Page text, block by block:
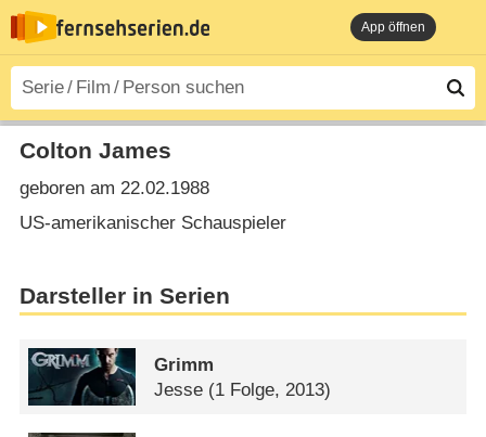
App öffnen
Colton James
geboren am 22.02.1988
US-amerikanischer Schauspieler
Darsteller in Serien
Grimm
Jesse (1 Folge, 2013)